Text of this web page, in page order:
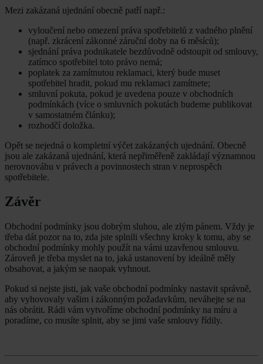
Mezi zakázaná ujednání obecně patří např.:
vyloučení nebo omezení práva spotřebitelů z vadného plnění
(např. zkrácení zákonné záruční doby na 6 měsíců);
sjednání práva podnikatele bezdůvodně odstoupit od smlouvy,
zatímco spotřebitel toto právo nemá;
poplatek za zamítnutou reklamaci, který bude muset
spotřebitel hradit, pokud mu reklamaci zamítnete;
smluvní pokuta, pokud je uvedena pouze v obchodních
podmínkách (více o smluvních pokutách budeme publikovat
v samostatném článku);
rozhodčí doložka.
Opět se nejedná o kompletní výčet zakázaných ujednání. Obecně
jsou ale zakázaná ujednání, která nepřiměřeně zakládají významnou
nerovnováhu v právech a povinnostech stran v neprospěch
spotřebitele.
Závěr
Obchodní podmínky jsou dobrým sluhou, ale zlým pánem. Vždy je
třeba dát pozor na to, zda jste splnili všechny kroky k tomu, aby se
obchodní podmínky mohly použít na vámi uzavřenou smlouvu.
Zároveň je třeba myslet na to, jaká ustanovení by ideálně měly
obsahovat, a jakým se naopak vyhnout.
Pokud si nejste jisti, jak vaše obchodní podmínky nastavit správně,
aby vyhovovaly vašim i zákonným požadavkům, neváhejte se na
nás obrátit. Rádi vám vytvoříme obchodní podmínky na míru a
poradíme, co musíte splnit, aby se jimi vaše smlouvy řídily.